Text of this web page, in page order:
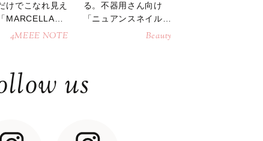
けでこなれ見え
MARCELLAト
ッグ」
4MEEE NOTE
る。不器用さん向け
「ニュアンスネイル」
Beauty
us